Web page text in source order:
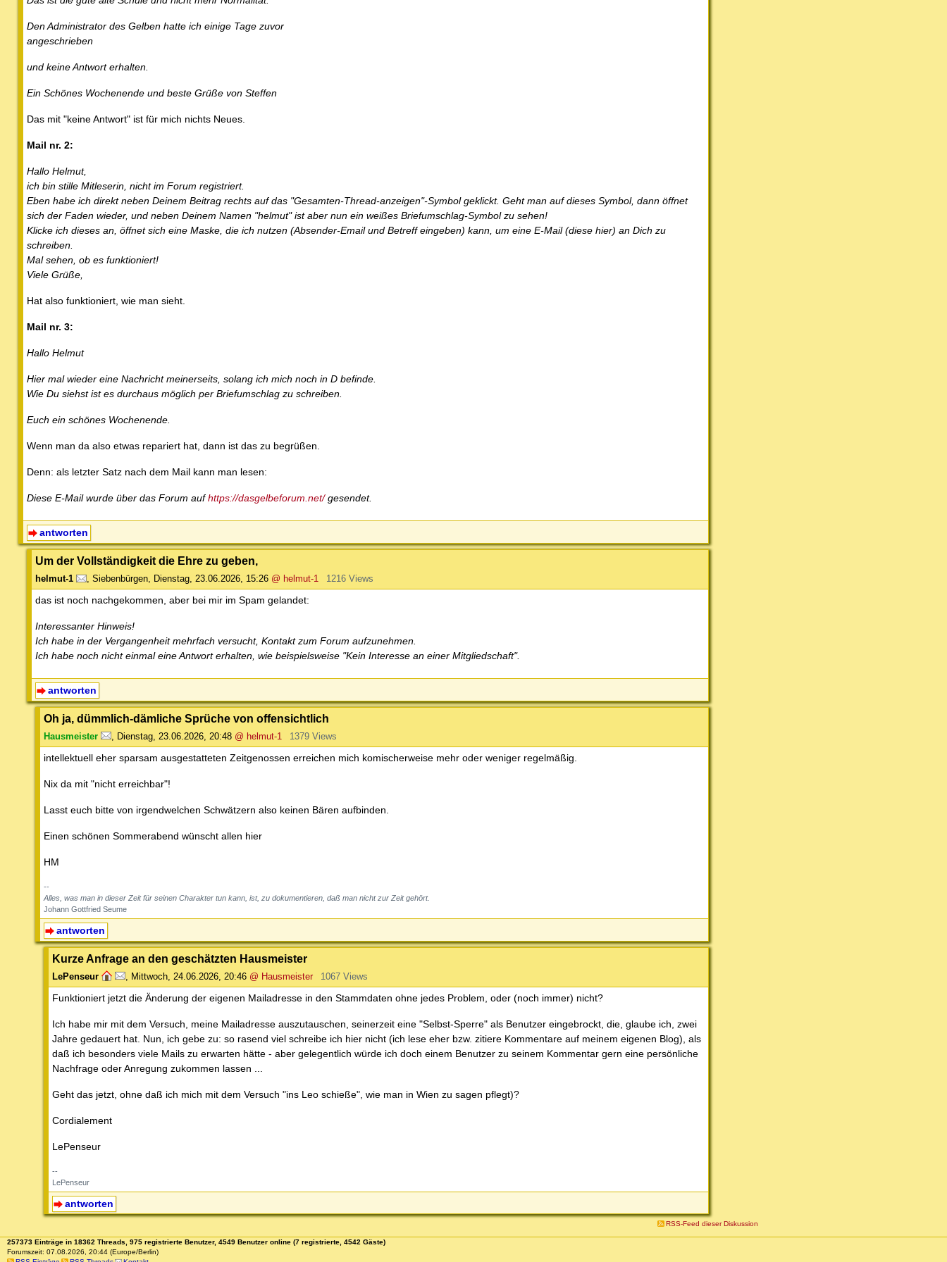
Den Administrator des Gelben hatte ich einige Tage zuvor
angeschrieben
und keine Antwort erhalten.
Ein Schönes Wochenende und beste Grüße von Steffen
Das mit "keine Antwort" ist für mich nichts Neues.
Mail nr. 2:
Hallo Helmut,
ich bin stille Mitleserin, nicht im Forum registriert.
Eben habe ich direkt neben Deinem Beitrag rechts auf das "Gesamten-Thread-anzeigen"-Symbol geklickt. Geht man auf dieses Symbol, dann öffnet
sich der Faden wieder, und neben Deinem Namen "helmut" ist aber nun ein weißes Briefumschlag-Symbol zu sehen!
Klicke ich dieses an, öffnet sich eine Maske, die ich nutzen (Absender-Email und Betreff eingeben) kann, um eine E-Mail (diese hier) an Dich zu
schreiben.
Mal sehen, ob es funktioniert!
Viele Grüße,
Hat also funktioniert, wie man sieht.
Mail nr. 3:
Hallo Helmut
Hier mal wieder eine Nachricht meinerseits, solang ich mich noch in D befinde.
Wie Du siehst ist es durchaus möglich per Briefumschlag zu schreiben.
Euch ein schönes Wochenende.
Wenn man da also etwas repariert hat, dann ist das zu begrüßen.
Denn: als letzter Satz nach dem Mail kann man lesen:
Diese E-Mail wurde über das Forum aufhttps://dasgelbeforum.net/gesendet.
antworten
Um der Vollständigkeit die Ehre zu geben,
helmut-1 Siebenbürgen Dienstag, 23.06.2026, 15:26 @ helmut-1 1216 Views
das ist noch nachgekommen, aber bei mir im Spam gelandet:
Interessanter Hinweis!
Ich habe in der Vergangenheit mehrfach versucht, Kontakt zum Forum aufzunehmen.
Ich habe noch nicht einmal eine Antwort erhalten, wie beispielsweise "Kein Interesse an einer Mitgliedschaft".
antworten
Oh ja, dümmlich-dämliche Sprüche von offensichtlich
Hausmeister Dienstag, 23.06.2026, 20:48 @ helmut-1 1379 Views
intellektuell eher sparsam ausgestatteten Zeitgenossen erreichen mich komischerweise mehr oder weniger regelmäßig.
Nix da mit "nicht erreichbar"!
Lasst euch bitte von irgendwelchen Schwätzern also keinen Bären aufbinden.
Einen schönen Sommerabend wünscht allen hier
HM
--
Alles, was man in dieser Zeit für seinen Charakter tun kann, ist, zu dokumentieren, daß man nicht zur Zeit gehört.
Johann Gottfried Seume
antworten
Kurze Anfrage an den geschätzten Hausmeister
LePenseur Mittwoch, 24.06.2026, 20:46 @ Hausmeister 1067 Views
Funktioniert jetzt die Änderung der eigenen Mailadresse in den Stammdaten ohne jedes Problem, oder (noch immer) nicht?
Ich habe mir mit dem Versuch, meine Mailadresse auszutauschen, seinerzeit eine "Selbst-Sperre" als Benutzer eingebrockt, die, glaube ich, zwei
Jahre gedauert hat. Nun, ich gebe zu: so rasend viel schreibe ich hier nicht (ich lese eher bzw. zitiere Kommentare auf meinem eigenen Blog), als
daß ich besonders viele Mails zu erwarten hätte - aber gelegentlich würde ich doch einem Benutzer zu seinem Kommentar gern eine persönliche
Nachfrage oder Anregung zukommen lassen ...
Geht das jetzt, ohne daß ich mich mit dem Versuch "ins Leo schieße", wie man in Wien zu sagen pflegt)?
Cordialement
LePenseur
--
LePenseur
antworten
RSS-Feed dieser Diskussion
257373 Einträge in 18362 Threads, 975 registrierte Benutzer, 4549 Benutzer online (7 registrierte, 4542 Gäste)
Forumszeit: 07.08.2026, 20:44 (Europe/Berlin)